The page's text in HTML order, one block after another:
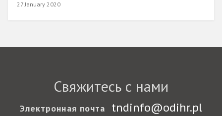
27 January 2020
Свяжитесь с нами
Электронная почта tndinfo@odihr.pl